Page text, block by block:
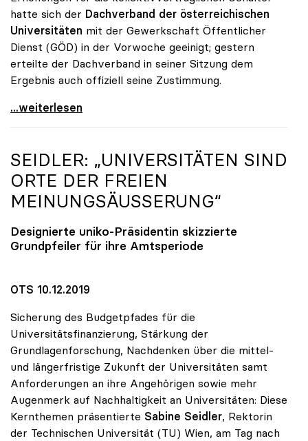
hatte sich der Dachverband der österreichischen
Universitäten mit der Gewerkschaft Öffentlicher
Dienst (GÖD) in der Vorwoche geeinigt; gestern
erteilte der Dachverband in seiner Sitzung dem
Ergebnis auch offiziell seine Zustimmung.
KV-Verhandlungen: Gehälter steigen um mindestens
...weiterlesen
SEIDLER: „UNIVERSITÄTEN SIND
ORTE DER FREIEN
MEINUNGSÄUSSERUNG“
Designierte uniko-Präsidentin skizzierte
Grundpfeiler für ihre Amtsperiode
OTS 10.12.2019
Sicherung des Budgetpfades für die
Universitätsfinanzierung, Stärkung der
Grundlagenforschung, Nachdenken über die mittel-
und längerfristige Zukunft der Universitäten samt
Anforderungen an ihre Angehörigen sowie mehr
Augenmerk auf Nachhaltigkeit an Universitäten: Diese
Kernthemen präsentierte Sabine Seidler, Rektorin
der Technischen Universität (TU) Wien, am Tag nach